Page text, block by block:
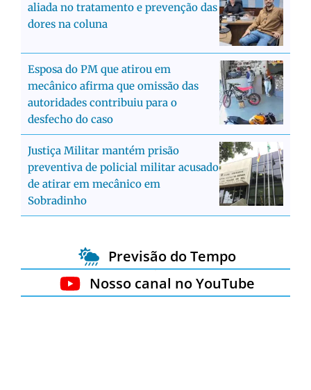
aliada no tratamento e prevenção das
dores na coluna
Esposa do PM que atirou em
mecânico afirma que omissão das
autoridades contribuiu para o
desfecho do caso
Justiça Militar mantém prisão
preventiva de policial militar acusado
de atirar em mecânico em
Sobradinho
Previsão do Tempo
Nosso canal no YouTube